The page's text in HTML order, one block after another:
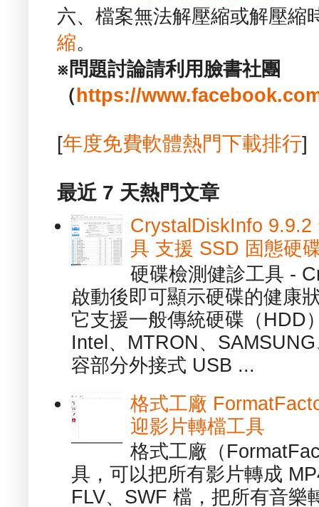
六、檔案無法解壓縮或解壓縮
縮。
※問題討論請利用臉書社團
（ https://
[年度免費軟體熱門下載排行]
最近 7 天熱門文章
CrystalDiskInfo 9.9.2
具 支援 SSD 固態硬
硬碟檢測健診工具 -
啟動後即可顯示硬碟的健康
它支援一般傳統硬碟（HDD
Intel、MTRON、
容部分外接式 USB ...
格式工廠
迎影片轉檔工具
格式工廠（
具，可以把所有影片轉成
FLV、SWF 檔，把所有音樂